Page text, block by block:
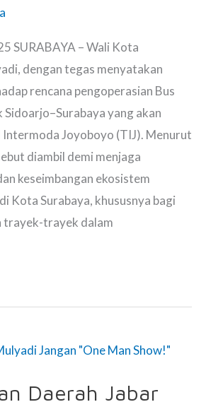
SURABAYA – Wali Kota
dengan tegas menyatakan
rencana pengoperasian Bus
yang akan
Intermoda Joyoboyo (TIJ). Menurut
diambil demi menjaga
keseimbangan ekosistem
Kota Surabaya, khususnya bagi
trayek-trayek dalam
Daerah Jabar